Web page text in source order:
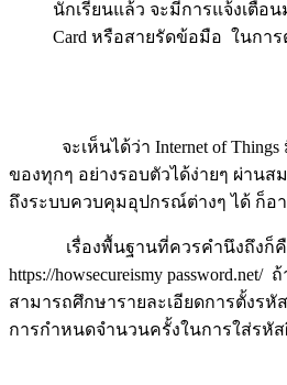
นักเรียนแล้ว จะมีการแจ้งเตื
Card หรือสายรัดข้อมือ ในการ
จะเห็นได้ว่า Internet of Things
ของทุกๆ อย่างรอบตัวได้ง่ายๆ ผ่าน
ถึงระบบควบคุมอุปกรณ์ต่างๆ ได้ ก็อา
เรื่องพื้นฐานที่ควรคำนึงถึงก็คือ ก
https://howsecureismy
สามารถศึกษารายละเอียดการตั้งร
การกำหนดจำนวนครั้งในการใส่รหัส